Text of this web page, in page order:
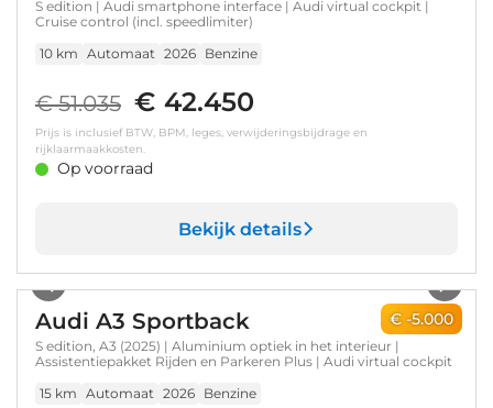
S edition | Audi smartphone interface | Audi virtual cockpit |
Cruise control (incl. speedlimiter)
10 km Automaat 2026 Benzine
€ 51.035 € 42.450
Prijs is inclusief BTW, BPM, leges, verwijderingsbijdrage en
rijklaarmaakkosten.
Op voorraad
Bekijk details
€ -5.000
Audi A3 Sportback
S edition, A3 (2025) | Aluminium optiek in het interieur |
Assistentiepakket Rijden en Parkeren Plus | Audi virtual cockpit
15 km Automaat 2026 Benzine